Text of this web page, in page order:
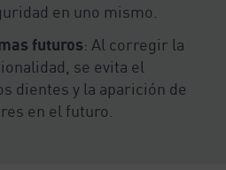
en uno mismo.
futuros: Al corregir la
se evita el
dientes y la aparición de
en el futuro.